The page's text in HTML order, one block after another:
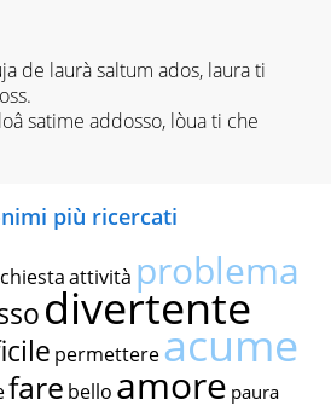
de laurà saltum ados, laura ti
satime addosso, lòua ti che
più ricercati
attività problema
divertente
permettereacume
fare bello amore paura